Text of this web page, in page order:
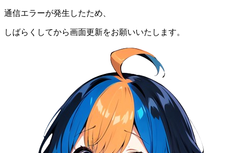
通信エラーが発生したため、
しばらくしてから画面更新をお願いいたします。